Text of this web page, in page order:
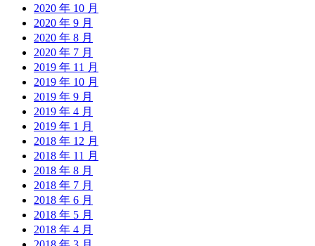
2020 年 10 月
2020 年 9 月
2020 年 8 月
2020 年 7 月
2019 年 11 月
2019 年 10 月
2019 年 9 月
2019 年 4 月
2019 年 1 月
2018 年 12 月
2018 年 11 月
2018 年 8 月
2018 年 7 月
2018 年 6 月
2018 年 5 月
2018 年 4 月